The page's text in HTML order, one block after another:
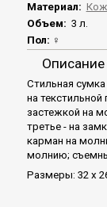
Материал:
Объем: 3 л.
Пол: ♀
Описание
Стильная
на
застежкой на
третье - на
карман на
молнию;
Размеры: 32 х